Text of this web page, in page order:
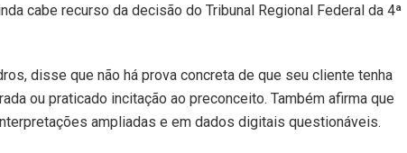
cabe recurso da decisão do Tribunal Regional Federal da 4ª
disse que não há prova concreta de que seu cliente tenha
ou praticado incitação ao preconceito. Também afirma que
ampliadas e em dados digitais questionáveis.